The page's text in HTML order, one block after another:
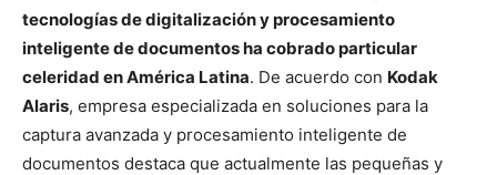
tecnologías de digitalización y procesamiento
inteligente de documentos ha cobrado particular
celeridad en América Latina. De acuerdo con Kodak
Alaris, empresa especializada en soluciones para la
captura avanzada y procesamiento inteligente de
documentos destaca que actualmente las pequeñas y